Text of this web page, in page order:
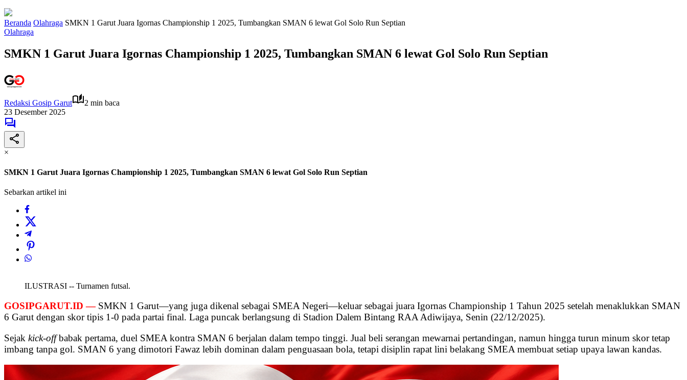
Beranda Olahraga SMKN 1 Garut Juara Igornas Championship 1 2025, Tumbangkan SMAN 6 lewat Gol Solo Run Septian
Olahraga
SMKN 1 Garut Juara Igornas Championship 1 2025, Tumbangkan SMAN 6 lewat Gol Solo Run Septian
Redaksi Gosip Garut
2 min baca
23 Desember 2025
×
SMKN 1 Garut Juara Igornas Championship 1 2025, Tumbangkan SMAN 6 lewat Gol Solo Run Septian
Sebarkan artikel ini
ILUSTRASI -- Turnamen futsal.
GOSIPGARUT.ID — SMKN 1 Garut—yang juga dikenal sebagai SMEA Negeri—keluar sebagai juara Igornas Championship 1 Tahun 2025 setelah menaklukkan SMAN
6 Garut dengan skor tipis 1-0 pada partai final. Laga puncak berlangsung di Stadion Dalem Bintang RAA Adiwijaya, Senin (22/12/2025).
Sejak kick-offbabak pertama, duel SMEA kontra SMAN 6 berjalan dalam tempo tinggi. Jual beli serangan mewarnai pertandingan, namun hingga turun minum skor tetap
imbang tanpa gol. SMAN 6 yang dimotori Fawaz lebih dominan dalam penguasaan bola, tetapi disiplin rapat lini belakang SMEA membuat setiap upaya lawan kandas.